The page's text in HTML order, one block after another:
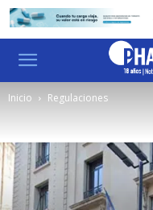
Inicio Regulaciones